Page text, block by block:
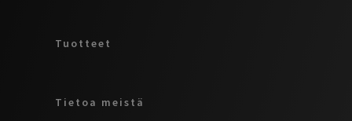
Tuotteet
Tietoa meistä